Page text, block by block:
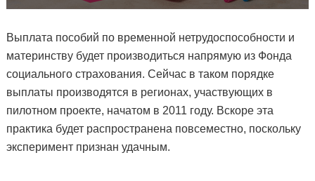
Выплата пособий по временной нетрудоспособности и
материнству будет производиться напрямую из Фонда
социального страхования. Сейчас в таком порядке
выплаты производятся в регионах, участвующих в
пилотном проекте, начатом в 2011 году. Вскоре эта
практика будет распространена повсеместно, поскольку
эксперимент признан удачным.